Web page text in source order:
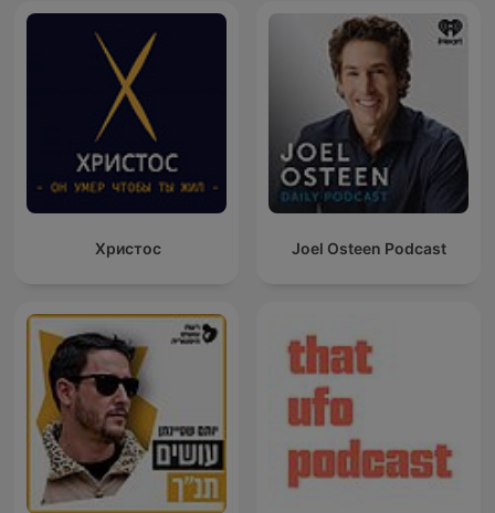
Христос Joel Osteen Podcast